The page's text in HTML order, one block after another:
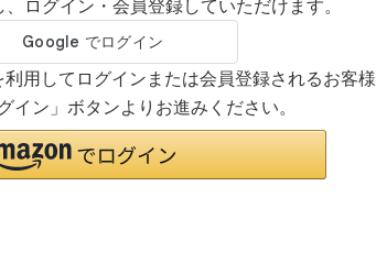
ログイン・会員登録していただけます。
用してログインまたは会員登録されるお客様
ン」ボタンよりお進みください。